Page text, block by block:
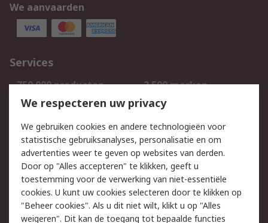
We aanvaarden
Services
750.000 producten
2.500 merken
Bestellen
Inkoopoplossingen
Track & Trace
Wettelijk
Cookiebeleid
Email veiligheid
Privacybeleid
Websitevoorwaarden
We respecteren uw privacy
We gebruiken cookies en andere technologieën voor
statistische gebruiksanalyses, personalisatie en om
advertenties weer te geven op websites van derden.
Door op "Alles accepteren" te klikken, geeft u
toestemming voor de verwerking van niet-essentiële
cookies. U kunt uw cookies selecteren door te klikken op
"Beheer cookies". Als u dit niet wilt, klikt u op "Alles
weigeren". Dit kan de toegang tot bepaalde functies